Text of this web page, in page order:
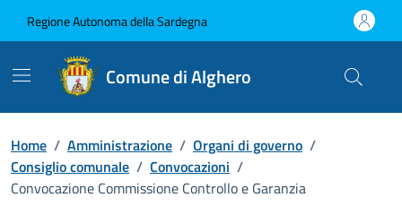
Regione Autonoma della Sardegna
Comune di Alghero
Home / Amministrazione / Organi di governo /
Consiglio comunale / Convocazioni /
Convocazione Commissione Controllo e Garanzia